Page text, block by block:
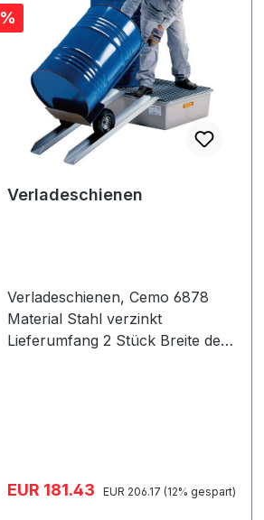
Rabatt
%
Verladeschienen
Verladeschienen, Cemo 6878
Material Stahl verzinkt
Lieferumfang 2 Stück Breite der
Verkaufspreis:
EUR 181.43 Regulärer Preis:
EUR 206.17 (12% gespart)